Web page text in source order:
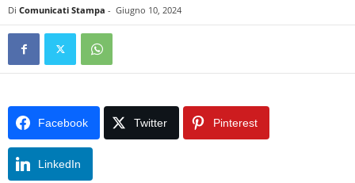
Di Comunicati Stampa - Giugno 10, 2024
Facebook Twitter Pinterest
LinkedIn